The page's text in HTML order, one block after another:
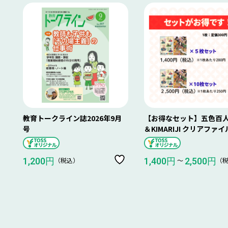
教育トークライン誌2026年9月
号
1,200円 （税込）
【お得なセット】五色百
＆KIMARIJI クリアファイ
1,400円 〜 2,500円 （